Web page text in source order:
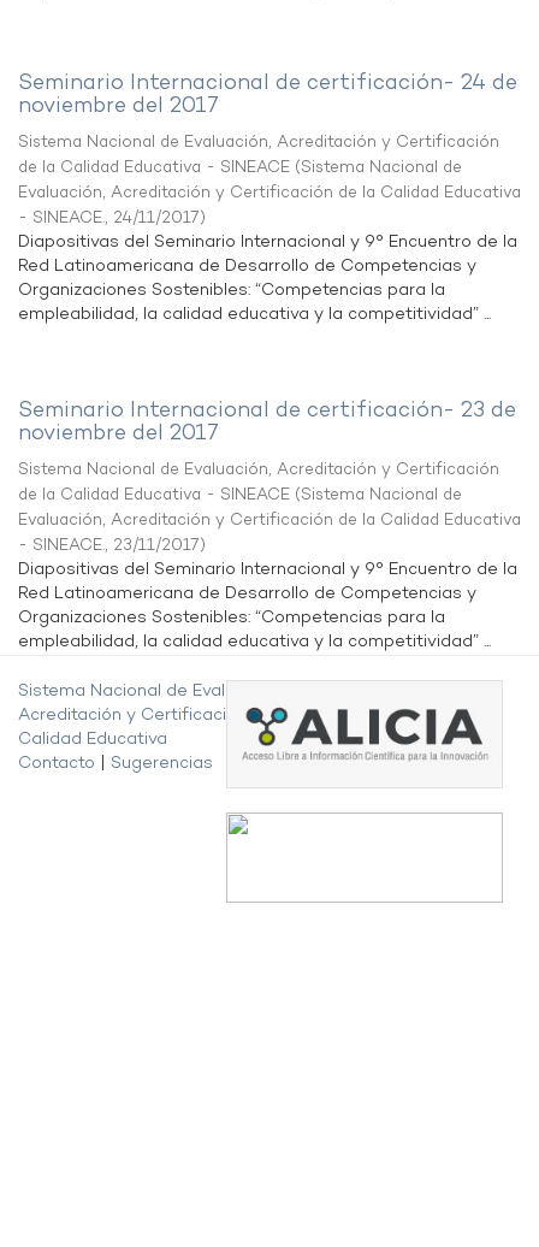
Seminario Internacional de certificación- 24 de
noviembre del 2017
Sistema Nacional de Evaluación, Acreditación y Certificación
de la Calidad Educativa - SINEACE (Sistema Nacional de
Evaluación, Acreditación y Certificación de la Calidad Educativa
- SINEACE., 24/11/2017)
Diapositivas del Seminario Internacional y 9° Encuentro de la
Red Latinoamericana de Desarrollo de Competencias y
Organizaciones Sostenibles: “Competencias para la
empleabilidad, la calidad educativa y la competitividad” ...
Seminario Internacional de certificación- 23 de
noviembre del 2017
Sistema Nacional de Evaluación, Acreditación y Certificación
de la Calidad Educativa - SINEACE (Sistema Nacional de
Evaluación, Acreditación y Certificación de la Calidad Educativa
- SINEACE., 23/11/2017)
Diapositivas del Seminario Internacional y 9° Encuentro de la
Red Latinoamericana de Desarrollo de Competencias y
Organizaciones Sostenibles: “Competencias para la
empleabilidad, la calidad educativa y la competitividad” ...
Sistema Nacional de Evaluación,
Acreditación y Certificación de la
Calidad Educativa
Contacto
Sugerencias